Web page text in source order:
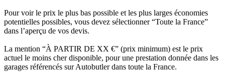
Pour voir le prix le plus bas possible et les plus larges économies
potentielles possibles, vous devez sélectionner “Toute la France”
dans l’aperçu de vos devis.
La mention “À PARTIR DE XX €” (prix minimum) est le prix
actuel le moins cher disponible, pour une prestation donnée dans les
garages référencés sur Autobutler dans toute la France.